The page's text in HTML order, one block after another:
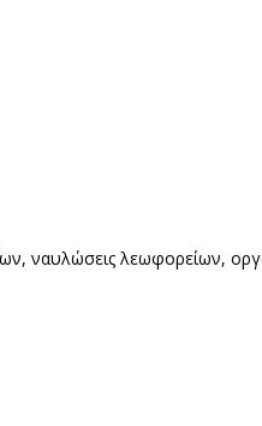
ναυλώσεις λεωφορείων,